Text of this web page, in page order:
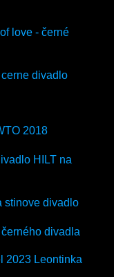
love - černé
cerne divadlo
2018
HILT na
stinove divadlo
divadla
2023 Leontinka